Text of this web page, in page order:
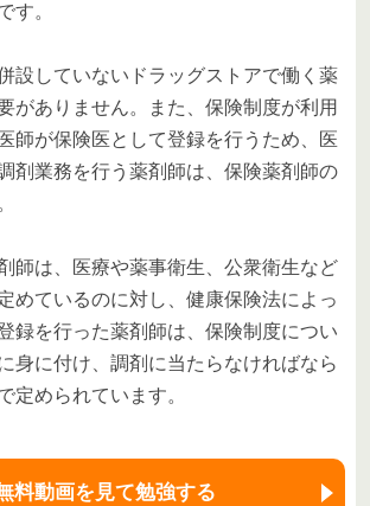
す。
設していないドラッグストアで働く薬
がありません。また、保険制度が利用
師が保険医として登録を行うため、医
剤業務を行う薬剤師は、保険薬剤師の
師は、医療や薬事衛生、公衆衛生など
めているのに対し、健康保険法によっ
録を行った薬剤師は、保険制度につい
身に付け、調剤に当たらなければなら
定められています。
料動画を見て勉強する